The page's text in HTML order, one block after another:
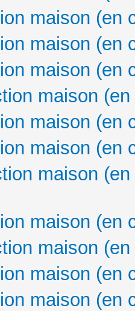
maison (en
maison (en
maison (en
maison
maison (en
maison (en
maison
maison (en
maison
maison (en
maison (en